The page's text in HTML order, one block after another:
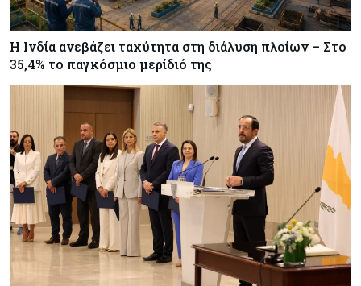
Η Ινδία ανεβάζει ταχύτητα στη διάλυση πλοίων – Στο
35,4% το παγκόσμιο μερίδιό της